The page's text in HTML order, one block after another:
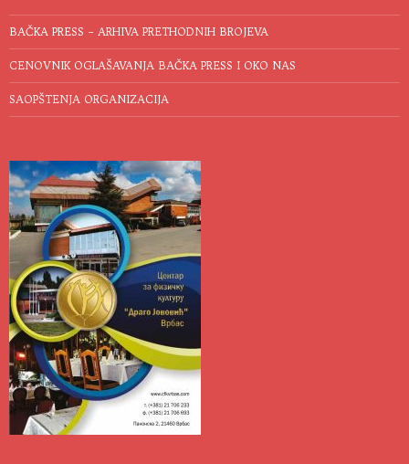
BAČKA PRESS – ARHIVA PRETHODNIH BROJEVA
CENOVNIK OGLAŠAVANJA BAČKA PRESS I OKO NAS
SAOPŠTENJA ORGANIZACIJA